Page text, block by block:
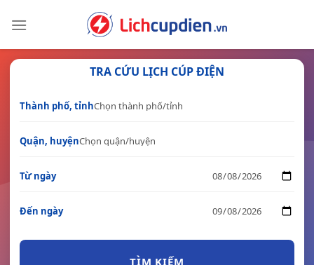
TRA CỨU LỊCH CÚP ĐIỆN
Thành phố, tỉnh
Quận, huyện
Từ ngày
Đến ngày
TÌM KIẾM